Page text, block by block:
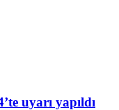
uyarı yapıldı